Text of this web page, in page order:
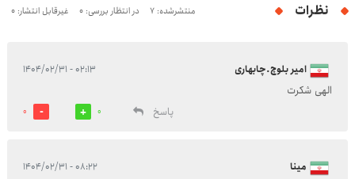
نظرات منتشرشده: 7 در انتظار بررسی: 0 غیرقابل انتشار: 0
امیر بلوچ.چابهاری ۰۲:۱۳ - ۱۴۰۴/۰۲/۳۱
الهی شکرت
پاسخ
0
0
مینا ۰۸:۲۲ - ۱۴۰۴/۰۲/۳۱